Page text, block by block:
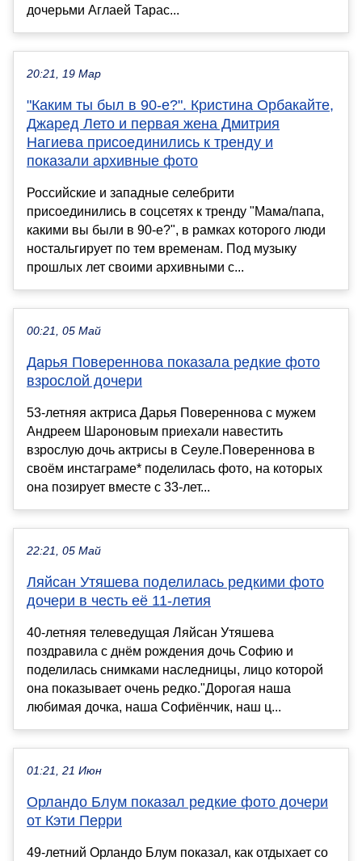
дочерьми Аглаей Тарас...
20:21, 19 Мар
"Каким ты был в 90-е?". Кристина Орбакайте,
Джаред Лето и первая жена Дмитрия
Нагиева присоединились к тренду и
показали архивные фото
Российские и западные селебрити
присоединились в соцсетях к тренду "Мама/папа,
какими вы были в 90-е?", в рамках которого люди
ностальгирует по тем временам. Под музыку
прошлых лет своими архивными с...
00:21, 05 Май
Дарья Повереннова показала редкие фото
взрослой дочери
53-летняя актриса Дарья Повереннова с мужем
Андреем Шароновым приехали навестить
взрослую дочь актрисы в Сеуле.Повереннова в
своём инстаграме* поделилась фото, на которых
она позирует вместе с 33-лет...
22:21, 05 Май
Ляйсан Утяшева поделилась редкими фото
дочери в честь её 11-летия
40-летняя телеведущая Ляйсан Утяшева
поздравила с днём рождения дочь Софию и
поделилась снимками наследницы, лицо которой
она показывает очень редко."Дорогая наша
любимая дочка, наша Софиёнчик, наш ц...
01:21, 21 Июн
Орландо Блум показал редкие фото дочери
от Кэти Перри
49-летний Орландо Блум показал, как отдыхает со